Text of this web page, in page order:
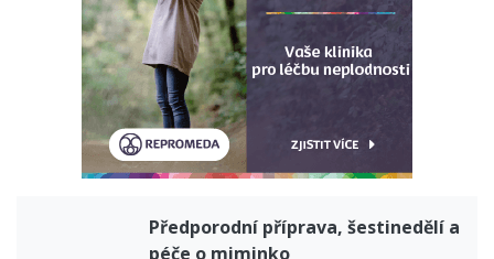
Předporodní příprava, šestinedělí a
péče o miminko